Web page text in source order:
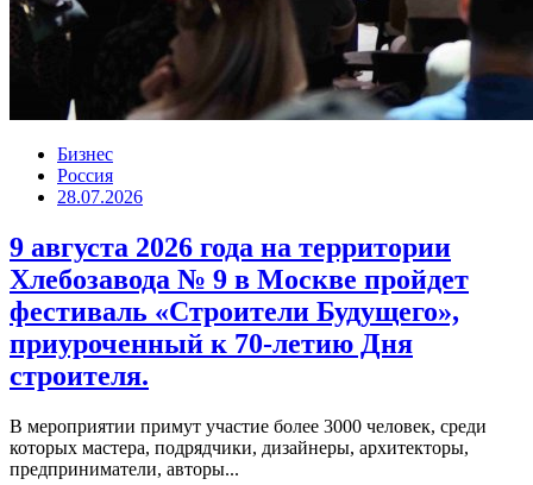
Бизнес
Россия
28.07.2026
9 августа 2026 года на территории
Хлебозавода № 9 в Москве пройдет
фестиваль «Строители Будущего»,
приуроченный к 70-летию Дня
строителя.
В мероприятии примут участие более 3000 человек, среди
которых мастера, подрядчики, дизайнеры, архитекторы,
предприниматели, авторы...